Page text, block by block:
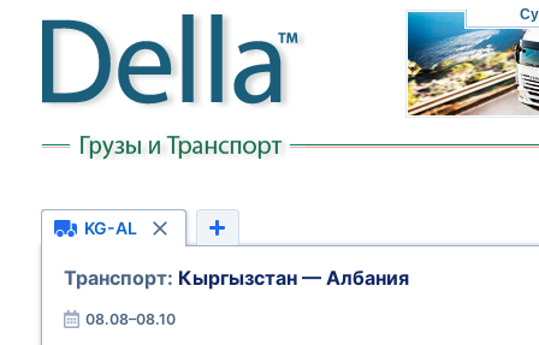
KG-AL
Транспорт: Кыргызстан — Албания
08.08–08.10